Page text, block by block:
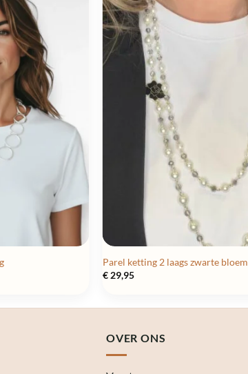
Parel ketting 2 laags zwarte bloem
€29,95
OVER ONS